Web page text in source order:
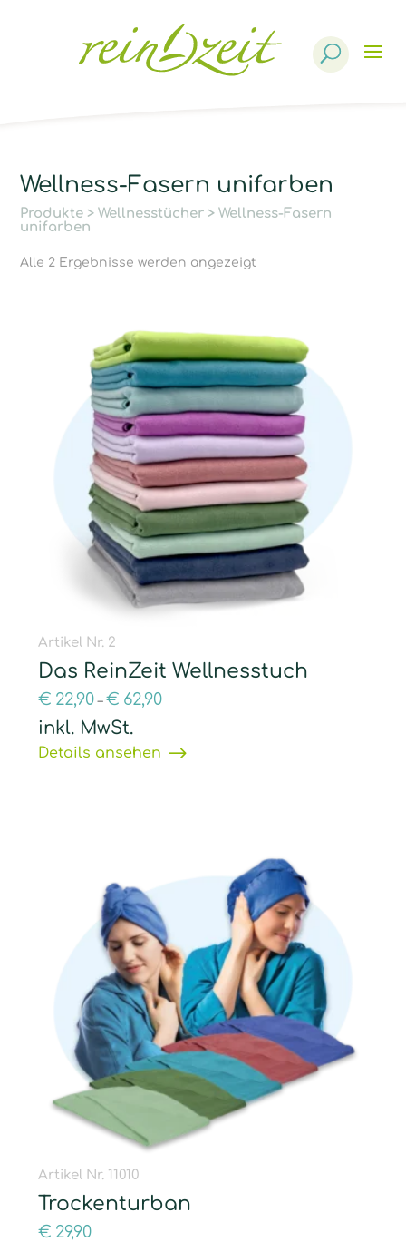
Wellness-Fasern unifarben
Produkte >Wellnesstücher > Wellness-Fasern
unifarben
Alle 2 Ergebnisse werden angezeigt
Artikel Nr. 2
Das ReinZeit Wellnesstuch
€ 22,90 –€ 62,90
inkl. MwSt.
Details ansehen
Artikel Nr. 11010
Trockenturban
€ 29,90